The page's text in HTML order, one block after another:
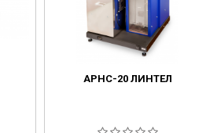
АРНС-20 ЛИНТЕЛ